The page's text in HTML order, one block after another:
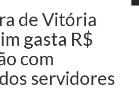
de Vitória
gasta R$
com
servidores